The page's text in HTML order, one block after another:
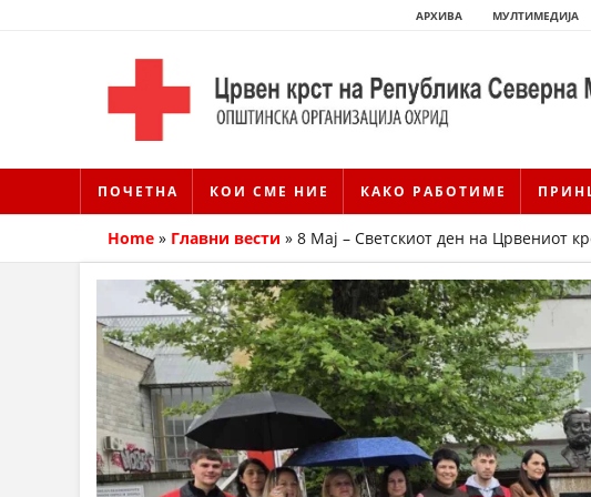
АРХИВА МУЛТИМЕДИЈА
ПОЧЕТНА КОИ СМЕ НИЕ КАКО РАБОТИМЕ
Home » Главни вести » 8 Мај – Светскиот ден на Црвениот